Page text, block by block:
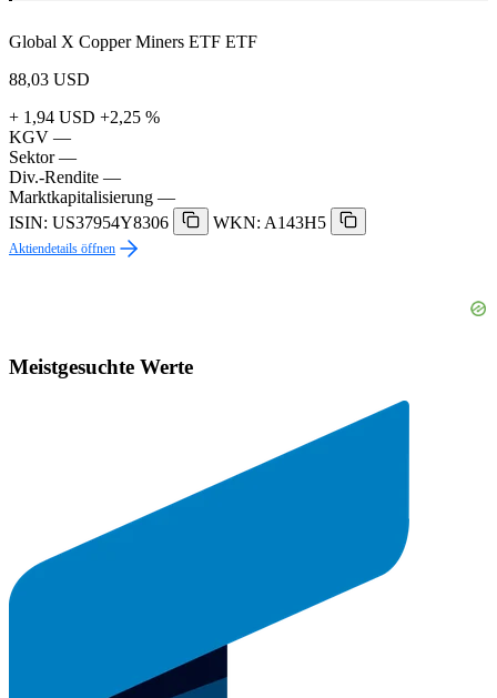
Global X Copper Miners ETF ETF
88,03 USD
+ 1,94 USD +2,25 %
KGV —
Sektor —
Div.-Rendite —
Marktkapitalisierung —
ISIN: US37954Y8306
WKN: A143H5
Aktiendetails öffnen
Meistgesuchte Werte